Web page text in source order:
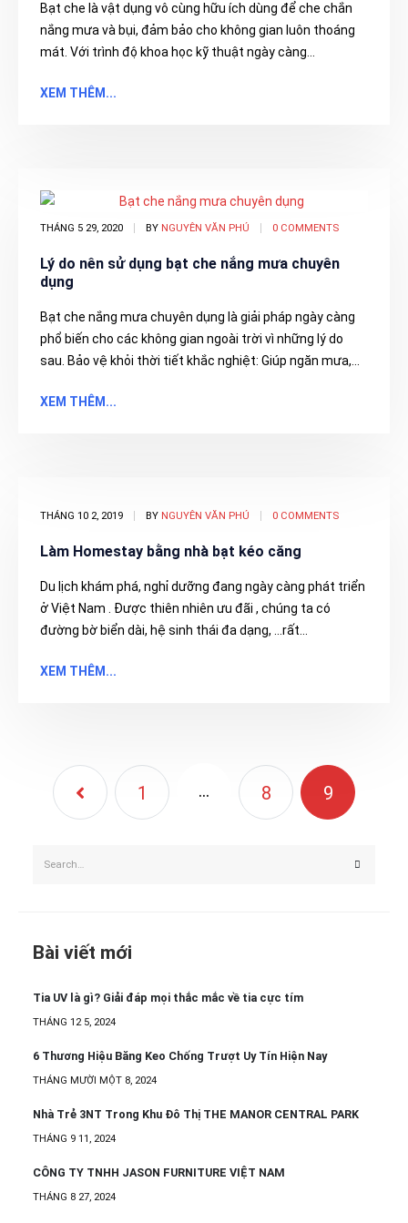
Bạt che là vật dụng vô cùng hữu ích dùng để che chắn
nắng mưa và bụi, đảm bảo cho không gian luôn thoáng
mát. Với trình độ khoa học kỹ thuật ngày càng...
XEM THÊM...
THÁNG 5 29, 2020 BY NGUYÊN VĂN PHÚ 0 COMMENTS
Lý do nên sử dụng bạt che nắng mưa chuyên
dụng
Bạt che nắng mưa chuyên dụng là giải pháp ngày càng
phổ biến cho các không gian ngoài trời vì những lý do
sau. Bảo vệ khỏi thời tiết khắc nghiệt: Giúp ngăn mưa,...
XEM THÊM...
THÁNG 10 2, 2019 BY NGUYÊN VĂN PHÚ 0 COMMENTS
Làm Homestay bằng nhà bạt kéo căng
Du lịch khám phá, nghỉ dưỡng đang ngày càng phát triển
ở Việt Nam . Được thiên nhiên ưu đãi , chúng ta có
đường bờ biển dài, hệ sinh thái đa dạng, …rất...
XEM THÊM...
1 … 8 9
Bài viết mới
Tia UV là gì? Giải đáp mọi thắc mắc về tia cực tím
THÁNG 12 5, 2024
6 Thương Hiệu Băng Keo Chống Trượt Uy Tín Hiện Nay
THÁNG MƯỜI MỘT 8, 2024
Nhà Trẻ 3NT Trong Khu Đô Thị THE MANOR CENTRAL PARK
THÁNG 9 11, 2024
CÔNG TY TNHH JASON FURNITURE VIỆT NAM
THÁNG 8 27, 2024